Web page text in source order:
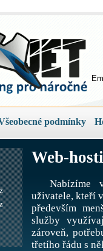
podmínky
Web-
Nabízíme
uživatele, kteří
především
služby
zároveň,
třetího řádu s